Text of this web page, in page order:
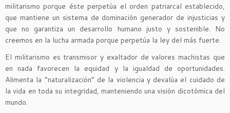
militarismo porque éste perpetúa el orden patriarcal establecido,
que mantiene un sistema de dominación generador de injusticias y
que no garantiza un desarrollo humano justo y sostenible. No
creemos en la lucha armada porque perpetúa la ley del más fuerte.
El militarismo es transmisor y exaltador de valores machistas que
en nada favorecen la equidad y la igualdad de oportunidades.
Alimenta la “naturalización” de la violencia y devalúa el cuidado de
la vida en toda su integridad, manteniendo una visión dicotómica del
mundo.